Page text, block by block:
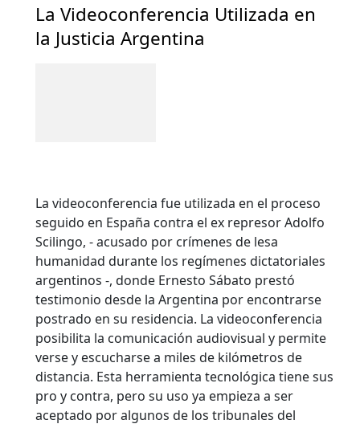
La Videoconferencia Utilizada en
la Justicia Argentina
La videoconferencia fue utilizada en el proceso
seguido en España contra el ex represor Adolfo
Scilingo, - acusado por crímenes de lesa
humanidad durante los regímenes dictatoriales
argentinos -, donde Ernesto Sábato prestó
testimonio desde la Argentina por encontrarse
postrado en su residencia. La videoconferencia
posibilita la comunicación audiovisual y permite
verse y escucharse a miles de kilómetros de
distancia. Esta herramienta tecnológica tiene sus
pro y contra, pero su uso ya empieza a ser
aceptado por algunos de los tribunales del